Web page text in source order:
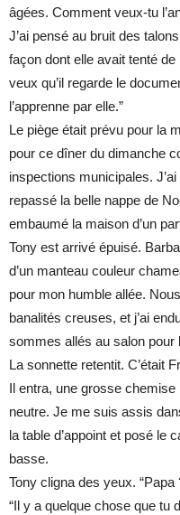
âgées. Comment veux-tu
J’ai pensé au bruit des
façon dont elle avait tenté
veux qu’il regarde le
l’apprenne par elle.”
Le piège était prévu pour la
pour ce dîner du dimanche
inspections municipales.
repassé la belle nappe de
embaumé la maison d’un
Tony est arrivé épuisé.
d’un manteau couleur
pour mon humble allée.
banalités creuses, et j’ai
sommes allés au salon pour
La sonnette retentit. C’était
Il entra, une grosse chemise
neutre. Je me suis assis
la table d’appoint et posé le
basse.
Tony cligna des yeux. “Papa
“Il y a quelque chose que tu